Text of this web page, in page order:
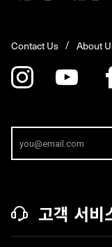
Contact Us About
고객 서비